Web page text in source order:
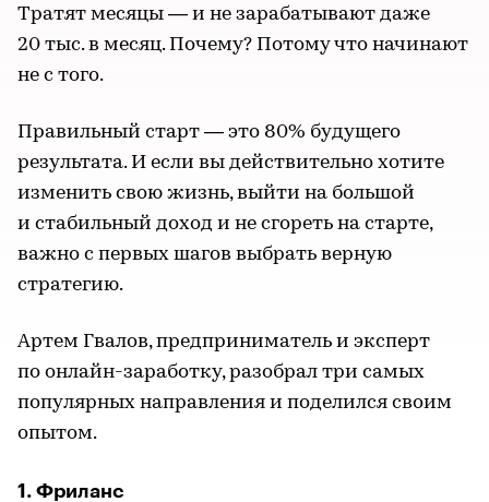
Тратят месяцы — и не зарабатывают даже
20 тыс. в месяц. Почему? Потому что начинают
не с того.
Правильный старт — это 80% будущего
результата. И если вы действительно хотите
изменить свою жизнь, выйти на большой
и стабильный доход и не сгореть на старте,
важно с первых шагов выбрать верную
стратегию.
Артем Гвалов, предприниматель и эксперт
по онлайн-заработку, разобрал три самых
популярных направления и поделился своим
опытом.
1. Фриланс